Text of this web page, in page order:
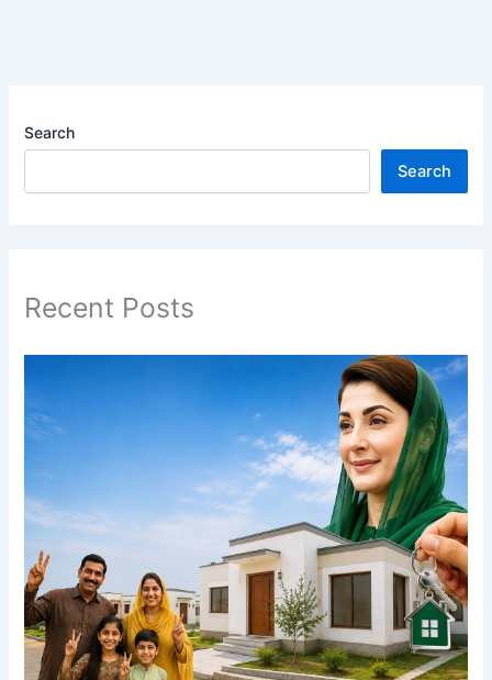
Search
Search
Recent Posts